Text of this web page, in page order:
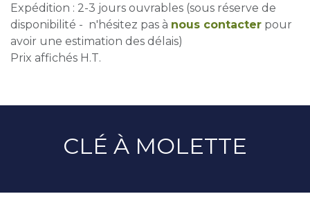
Expédition : 2-3 jours ouvrables (sous réserve de
disponibilité - n'hésitez pas à nous contacter pour
avoir une estimation des délais)
Prix affichés H.T.
CLÉ À MOLETTE